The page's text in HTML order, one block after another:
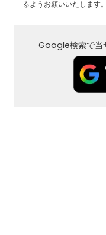
るようお願いいたします。
Google検索で当